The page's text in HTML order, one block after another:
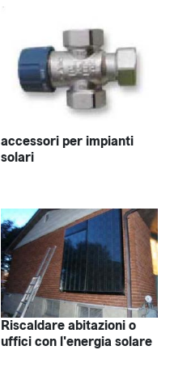
accessori per impianti
solari
Riscaldare abitazioni o
uffici con l'energia solare